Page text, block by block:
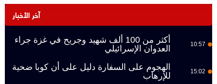
آخر الأخبار
10:57
أكثر من 100 ألف شهيد وجريح في غزة جراء
العدوان الإسرائيلي
15:02
الهجوم على السفارة دليل على أن كوبا ضحية
للإرهاب